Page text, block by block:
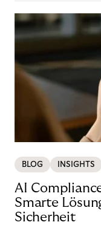
BLOG INSIGHTS
AI
Smarte
Sicherheit